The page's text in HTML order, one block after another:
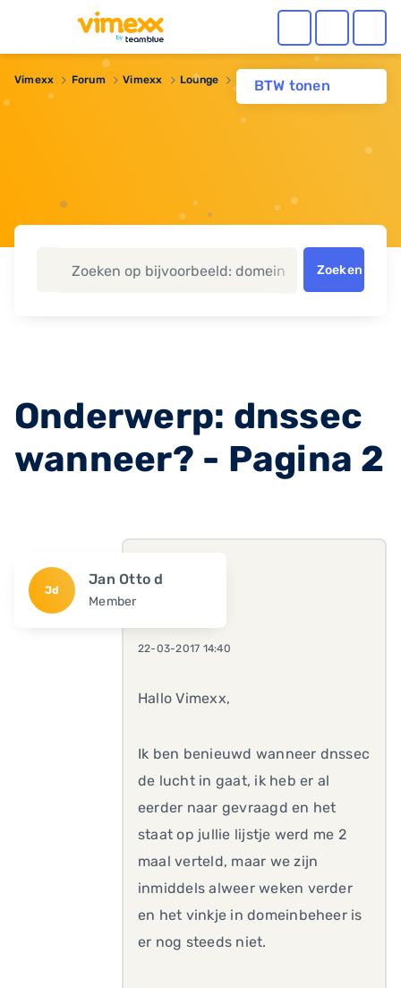
BTW tonen
Vimexx Forum Vimexx Lounge dnssec wanneer?
Zoeken
Onderwerp: dnssec
wanneer? - Pagina 2
Jd
Jan Otto d
Member
22-03-2017 14:40
Hallo Vimexx,
Ik ben benieuwd wanneer dnssec
de lucht in gaat, ik heb er al
eerder naar gevraagd en het
staat op jullie lijstje werd me 2
maal verteld, maar we zijn
inmiddels alweer weken verder
en het vinkje in domeinbeheer is
er nog steeds niet.